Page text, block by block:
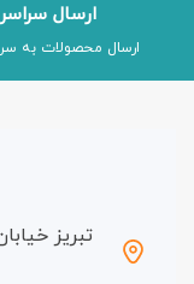
ارسال
ارسال محصولات به